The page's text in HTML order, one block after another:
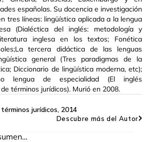
españolas. Su docencia e investigación
tres líneas: lingüística aplicada a la lengua
(Dialéctica del inglés: metodología y
inglesa en los textos; Fonética
tercera didáctica de las lenguas
general (Tres paradigmas de la
Diccionario de lingüística moderna, etc);
lengua de especialidad (El inglés
términos jurídicos). Murió en 2008.
jurídicos, 2014
Descubre más del Autor